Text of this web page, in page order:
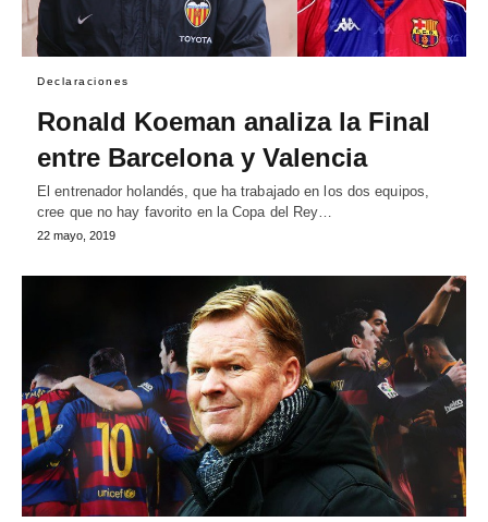
Declaraciones
Ronald Koeman analiza la Final
entre Barcelona y Valencia
El entrenador holandés, que ha trabajado en los dos equipos,
cree que no hay favorito en la Copa del Rey…
22 mayo, 2019